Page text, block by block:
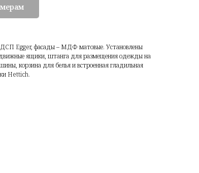
Egger, фасады – МДФ матовые. Установлены
ящики, штанга для размещения одежды на
корзина для белья и встроенная гладильная
Hettich.